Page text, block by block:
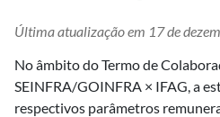
Última atualização em 17 de
No âmbito do Termo de
SEINFRA/GOINFRA × IFAG, a
respectivos parâmetros